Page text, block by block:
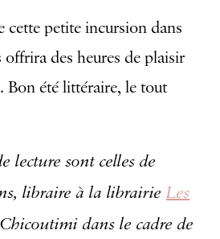
cette petite incursion dans
des heures de plaisir
Bon été littéraire, le tout
lecture sont celles de
libraire à la librairie Les
dans le cadre de